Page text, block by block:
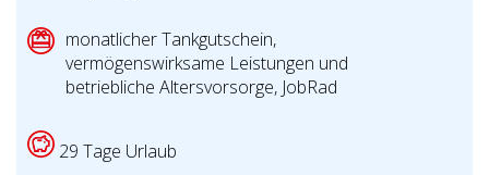
monatlicher Tankgutschein,
vermögenswirksame Leistungen und
betriebliche Altersvorsorge, JobRad
29 Tage Urlaub